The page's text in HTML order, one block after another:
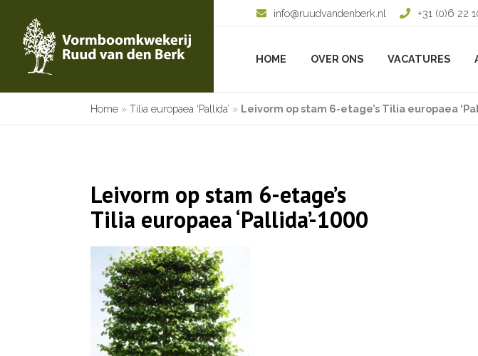
info@ruudvandenberk.nl +31 (0)6 22
HOME OVER ONS VACATURES
Home » Tilia europaea ‘Pallida’ » Leivorm op stam 6-etage’s Tilia europaea
Leivorm op stam 6-etage’s
Tilia europaea ‘Pallida’-1000